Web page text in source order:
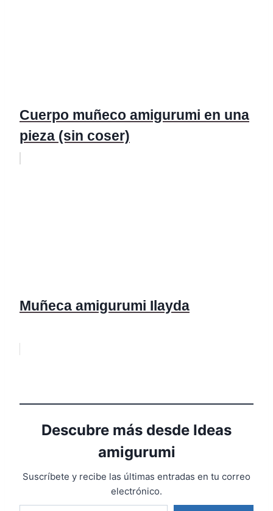
Cuerpo muñeco amigurumi en una
pieza (sin coser)
Muñeca amigurumi Ilayda
Descubre más desde Ideas
amigurumi
Suscríbete y recibe las últimas entradas en tu correo
electrónico.